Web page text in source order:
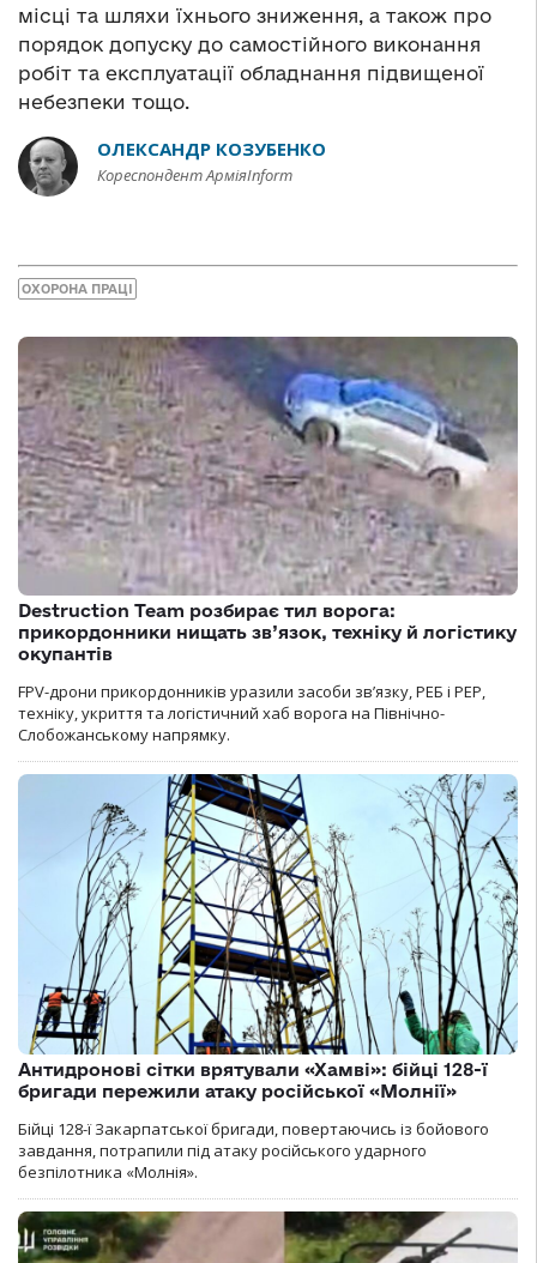
місці та шляхи їхнього зниження, а також про
порядок допуску до самостійного виконання
робіт та експлуатації обладнання підвищеної
небезпеки тощо.
ОЛЕКСАНДР КОЗУБЕНКО
Кореспондент АрміяInform
ОХОРОНА ПРАЦІ
Destruction Team розбирає тил ворога:
прикордонники нищать зв’язок, техніку й логістику
окупантів
FPV-дрони прикордонників уразили засоби зв’язку, РЕБ і РЕР,
техніку, укриття та логістичний хаб ворога на Північно-
Слобожанському напрямку.
Антидронові сітки врятували «Хамві»: бійці 128-ї
бригади пережили атаку російської «Молнії»
Бійці 128-ї Закарпатської бригади, повертаючись із бойового
завдання, потрапили під атаку російського ударного
безпілотника «Молнія».